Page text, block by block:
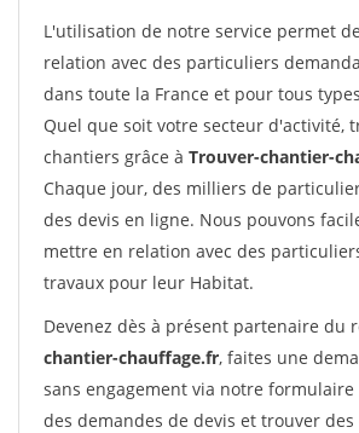
L'utilisation de notre service permet
relation avec des particuliers
dans toute la France et pour tous
Quel que soit votre secteur d'activité,
chantiers grâce à Trouver-chantier-
Chaque jour, des milliers de
des devis en ligne. Nous pouvons
mettre en relation avec des
travaux pour leur Habitat.
Devenez dès à présent partenaire du
chantier-chauffage.fr, faites une
sans engagement via notre
des demandes de devis et trouver